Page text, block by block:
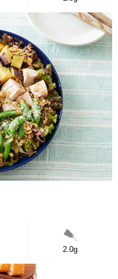
2.0g